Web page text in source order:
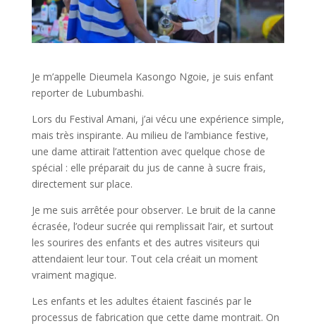
Je m’appelle Dieumela Kasongo Ngoie, je suis enfant
reporter de Lubumbashi.
Lors du Festival Amani, j’ai vécu une expérience simple,
mais très inspirante. Au milieu de l’ambiance festive,
une dame attirait l’attention avec quelque chose de
spécial : elle préparait du jus de canne à sucre frais,
directement sur place.
Je me suis arrêtée pour observer. Le bruit de la canne
écrasée, l’odeur sucrée qui remplissait l’air, et surtout
les sourires des enfants et des autres visiteurs qui
attendaient leur tour. Tout cela créait un moment
vraiment magique.
Les enfants et les adultes étaient fascinés par le
processus de fabrication que cette dame montrait. On